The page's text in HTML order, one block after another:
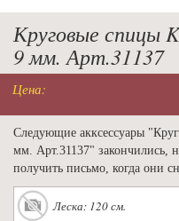
Круговые спицы
9 мм. Арт.31137
Цена:
Следующие акксессуары
мм. Арт.31137" закончились,
получить письмо, когда они
Леска: 120 см.